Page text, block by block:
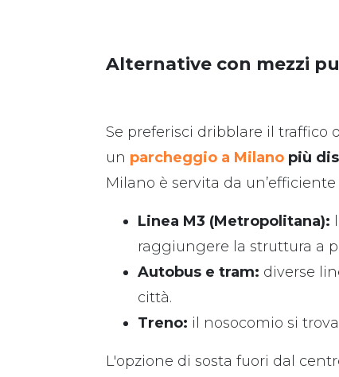
Alternative con mezzi
Se preferisci dribblare il traffico
un parcheggio a Milano più
Milano è servita da
Linea M3 (Metropolitana):
raggiungere la struttura a
Autobus e tram: diverse
città.
Treno: il nosocomio si
L'opzione di sosta fuori dal